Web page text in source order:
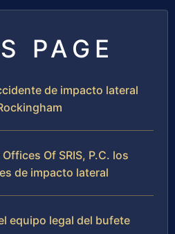
PAGE
de impacto lateral
Of SRIS, P.C. los
de impacto lateral
equipo legal del bufete